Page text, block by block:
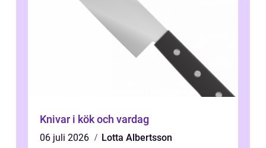
Knivar i kök och vardag
06 juli 2026
Lotta Albertsson